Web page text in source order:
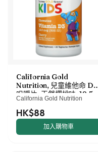
California Gold
Nutrition, 兒童維他命 D3
咀嚼片，天然櫻桃味，12.5
微克（500 國際單位），90
片素食片
California Gold Nutrition
HK$88
加入購物車